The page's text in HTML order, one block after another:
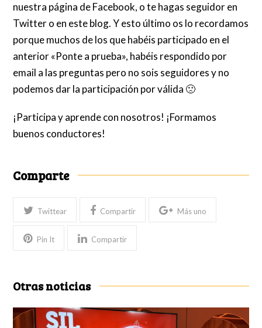
nuestra página de Facebook, o te hagas seguidor en
Twitter o en este blog. Y esto último os lo recordamos
porque muchos de los que habéis participado en el
anterior «Ponte a prueba», habéis respondido por
email a las preguntas pero no sois seguidores y no
podemos dar la participación por válida 🙁
¡Participa y aprende con nosotros! ¡Formamos
buenos conductores!
Comparte
Twittear Compartir Más uno
Pin It Compartir
Otras noticias